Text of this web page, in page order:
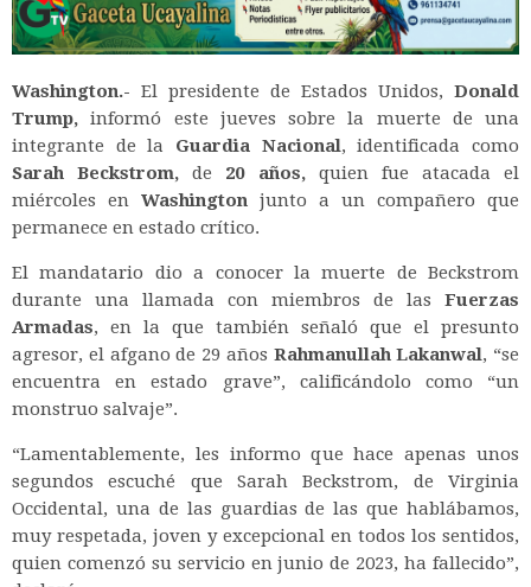
Washington.- El presidente de Estados Unidos, Donald
Trump, informó este jueves sobre la muerte de una
integrante de la Guardia Nacional, identificada como
Sarah Beckstrom, de 20 años,quien fue atacada el
miércoles en Washington junto a un compañero que
permanece en estado crítico.
El mandatario dio a conocer la muerte de Beckstrom
durante una llamada con miembros de las Fuerzas
Armadas, en la que también señaló que el presunto
agresor, el afgano de 29 años Rahmanullah Lakanwal, “se
encuentra en estado grave”, calificándolo como “un
monstruo salvaje”.
“Lamentablemente, les informo que hace apenas unos
segundos escuché que Sarah Beckstrom, de Virginia
Occidental, una de las guardias de las que hablábamos,
muy respetada, joven y excepcional en todos los sentidos,
quien comenzó su servicio en junio de 2023, ha fallecido”,